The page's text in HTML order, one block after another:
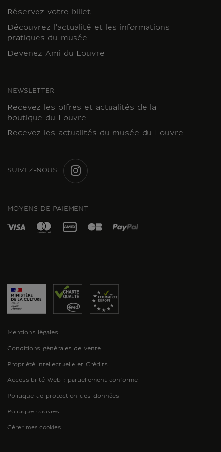
Réservez votre billet
Découvrez l'actualité et les informations
pratiques du musée
Devenez Ami du Louvre
NEWSLETTER
Recevez les offres et actualités de la
boutique du Louvre
Recevez les actualités du musée du Louvre
SUIVEZ-NOUS
MOYENS DE PAIEMENT
Mentions légales
Conditions générales de vente
Propriété intellectuelle et Crédits
Accessibilité Web : partiellement conforme
Politique de protection des données
Politique cookies
Gérer mes cookies